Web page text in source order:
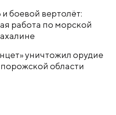
и боевой вертолёт:
работа по морской
уничтожил орудие
области